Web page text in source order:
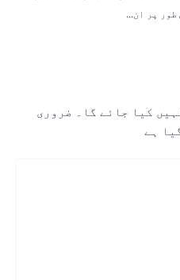
ان...
کیا جائے گا۔ ضروری